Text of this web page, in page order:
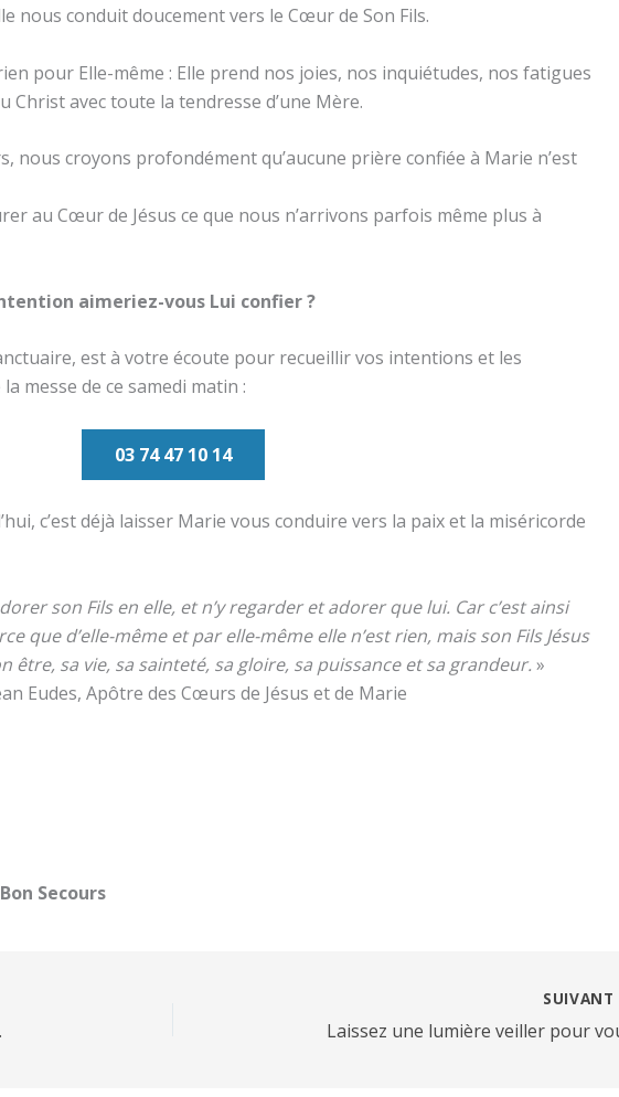
nous conduit doucement vers le Cœur de Son Fils.
pour Elle-même : Elle prend nos joies, nos inquiétudes, nos fatigues
Christ avec toute la tendresse d’une Mère.
nous croyons profondément qu’aucune prière confiée à Marie n’est
au Cœur de Jésus ce que nous n’arrivons parfois même plus à
aimeriez-vous Lui confier ?
est à votre écoute pour recueillir vos intentions et les
messe de ce samedi matin :
03 74 47 10 14
c’est déjà laisser Marie vous conduire vers la paix et la miséricorde
son Fils en elle, et n’y regarder et adorer que lui. Car c’est ainsi
que d’elle-même et par elle-même elle n’est rien, mais son Fils Jésus
être, sa vie, sa sainteté, sa gloire, sa puissance et sa grandeur. »
Eudes, Apôtre des Cœurs de Jésus et de Marie
Secours
SUIVANT
Laissez une lumière veiller pour